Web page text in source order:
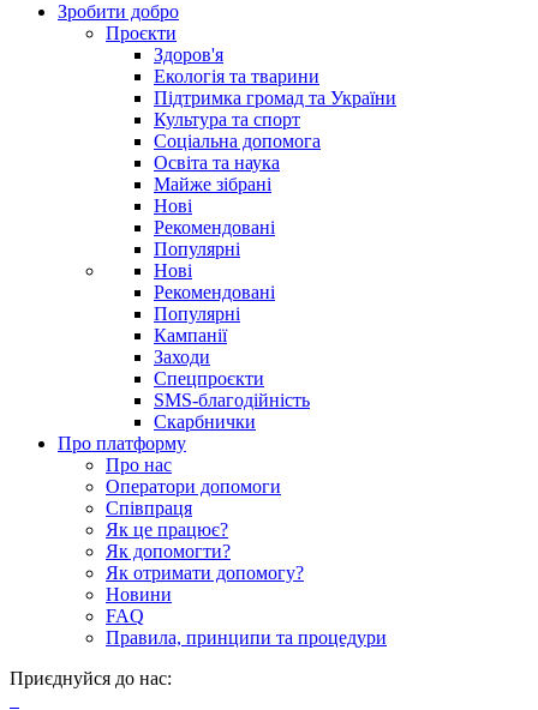
Зробити добро
Проєкти
Здоров'я
Екологія та тварини
Підтримка громад та України
Культура та спорт
Соціальна допомога
Освіта та наука
Майже зібрані
Нові
Рекомендовані
Популярні
Нові
Рекомендовані
Популярні
Кампанії
Заходи
Спецпроєкти
SMS-благодійність
Скарбнички
Про платформу
Про нас
Оператори допомоги
Співпраця
Як це працює?
Як допомогти?
Як отримати допомогу?
Новини
FAQ
Правила, принципи та процедури
Приєднуйся до нас: